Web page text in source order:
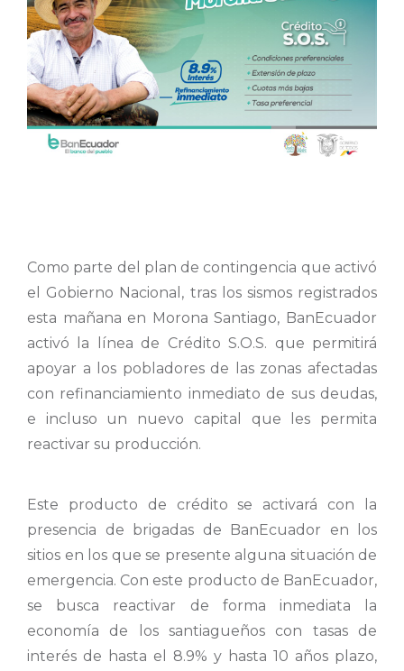
Como parte del plan de contingencia que activó
el Gobierno Nacional, tras los sismos registrados
esta mañana en Morona Santiago, BanEcuador
activó la línea de Crédito S.O.S. que permitirá
apoyar a los pobladores de las zonas afectadas
con refinanciamiento inmediato de sus deudas,
e incluso un nuevo capital que les permita
reactivar su producción.
Este producto de crédito se activará con la
presencia de brigadas de BanEcuador en los
sitios en los que se presente alguna situación de
emergencia. Con este producto de BanEcuador,
se busca reactivar de forma inmediata la
economía de los santiagueños con tasas de
interés de hasta el 8.9% y hasta 10 años plazo,